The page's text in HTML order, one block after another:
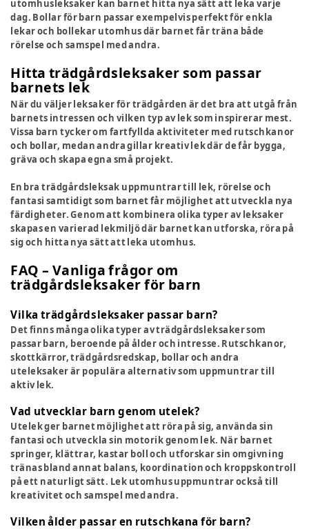
utomhusleksaker kan barnet hitta nya sätt att leka varje
dag. Bollar för barn passar exempelvis perfekt för enkla
lekar och bollekar utomhus där barnet får träna både
rörelse och samspel med andra.
Hitta trädgårdsleksaker som passar
barnets lek
När du väljer leksaker för trädgården är det bra att utgå från
barnets intressen och vilken typ av lek som inspirerar mest.
Vissa barn tycker om fartfyllda aktiviteter med rutschkanor
och bollar, medan andra gillar kreativ lek där de får bygga,
gräva och skapa egna små projekt.
En bra trädgårdsleksak uppmuntrar till lek, rörelse och
fantasi samtidigt som barnet får möjlighet att utveckla nya
färdigheter. Genom att kombinera olika typer av leksaker
skapas en varierad lekmiljö där barnet kan utforska, röra på
sig och hitta nya sätt att leka utomhus.
FAQ – Vanliga frågor om
trädgårdsleksaker för barn
Vilka trädgårdsleksaker passar barn?
Det finns många olika typer av trädgårdsleksaker som
passar barn, beroende på ålder och intresse. Rutschkanor,
skottkärror, trädgårdsredskap, bollar och andra
uteleksaker är populära alternativ som uppmuntrar till
aktiv lek.
Vad utvecklar barn genom utelek?
Utelek ger barnet möjlighet att röra på sig, använda sin
fantasi och utveckla sin motorik genom lek. När barnet
springer, klättrar, kastar boll och utforskar sin omgivning
tränas bland annat balans, koordination och kroppskontroll
på ett naturligt sätt. Lek utomhus uppmuntrar också till
kreativitet och samspel med andra.
Vilken ålder passar en rutschkana för barn?